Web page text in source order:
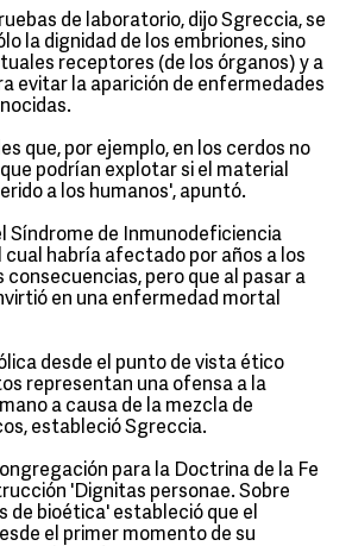
de laboratorio, dijo Sgreccia, se
la dignidad de los embriones, sino
receptores (de los órganos) y a
evitar la aparición de enfermedades
que, por ejemplo, en los cerdos no
podrían explotar si el material
a los humanos', apuntó.
Síndrome de Inmunodeficiencia
cual habría afectado por años a los
consecuencias, pero que al pasar a
en una enfermedad mortal
desde el punto de vista ético
representan una ofensa a la
a causa de la mezcla de
estableció Sgreccia.
para la Doctrina de la Fe
'Dignitas personae. Sobre
de bioética' estableció que el
el primer momento de su